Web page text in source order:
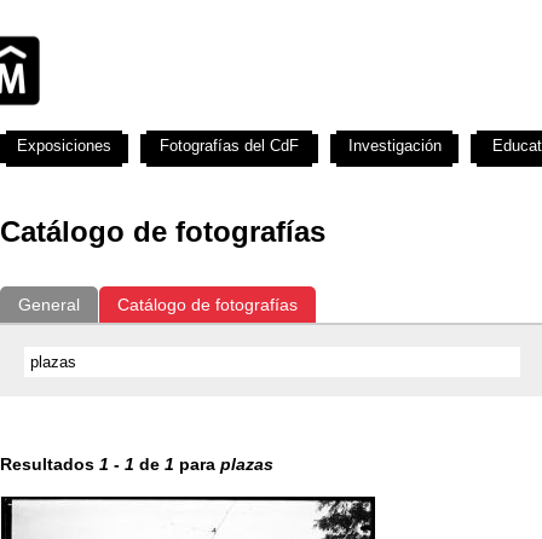
Catálogo de fotografías
General Catálogo de fotografías
Resultados 1 - 1 de 1 para plazas
Exposiciones Fotografías del CdF Investigación